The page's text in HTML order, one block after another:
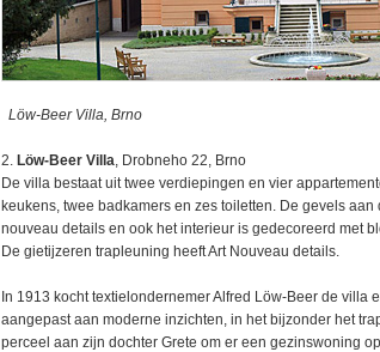
Löw-Beer Villa, Brno
2. Löw-Beer Villa, Drobneho 22, Brno
De villa bestaat uit twee verdiepingen en vier
keukens, twee badkamers en zes toiletten. De gevels
nouveau details en ook het interieur is gedecoreerd met
De gietijzeren trapleuning heeft Art Nouveau details.
In 1913 kocht textielondernemer Alfred Löw-Beer de villa
aangepast aan moderne inzichten, in het bijzonder het
perceel aan zijn dochter Grete om er een gezinswoning